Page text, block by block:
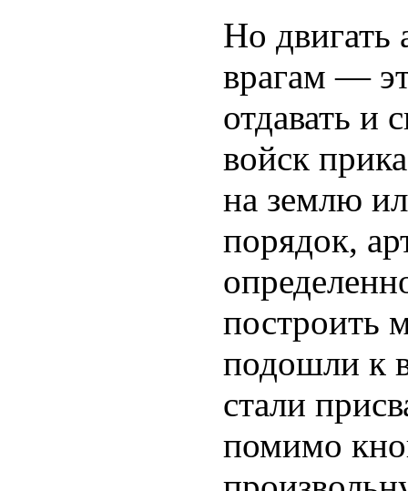
Но двигать
врагам —
отдавать и
войск
на землю
порядок,
построить
подошли к
стали
помимо